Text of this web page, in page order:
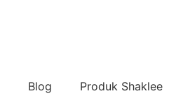
Blog Produk Shaklee